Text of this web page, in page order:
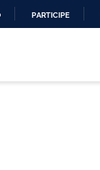
PARTICIPE